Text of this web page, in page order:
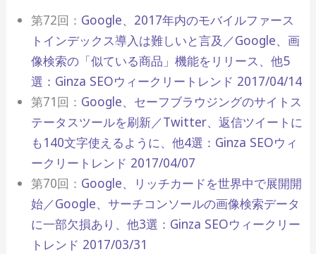
第72回： Google、2017年内のモバイルファース
トインデックス導入は難しいと言及／Google、画
像検索の「似ている商品」機能をリリース、他5
選：Ginza SEOウィークリートレンド 2017/04/14
第71回： Google、セーフブラウジングのサイトス
テータスツールを刷新／Twitter、返信ツイートに
も140文字使えるように、他4選：Ginza SEOウィ
ークリートレンド 2017/04/07
第70回： Google、リッチカードを世界中で展開開
始／Google、サーチコンソールの画像検索データ
に一部欠損あり、他3選：Ginza SEOウィークリー
トレンド 2017/03/31